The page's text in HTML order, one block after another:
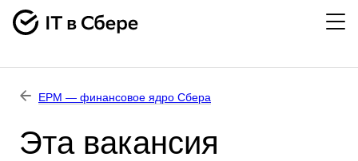
EPM — финансовое ядро Сбера
Эта вакансия